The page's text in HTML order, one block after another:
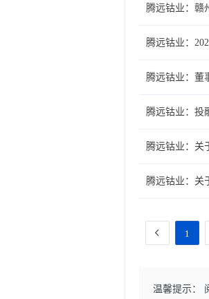
腾远钴业：赣
腾远钴业：
腾远钴业：董
腾远钴业：投
腾远钴业：关
腾远钴业：关
1
温馨提示：